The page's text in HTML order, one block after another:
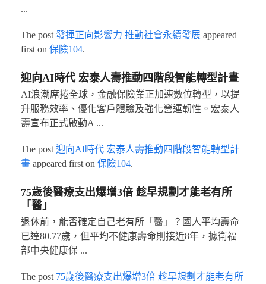
...
The post 發揮正向影響力 推動社會永續發展appeared
first on 保險104.
迎向AI時代 宏泰人壽推動四階段智能轉型計畫
AI浪潮席捲全球，金融保險業正加速數位轉型，以提
升服務效率、優化客戶體驗及強化營運韌性。宏泰人
壽宣布正式啟動A ...
The post 迎向AI時代 宏泰人壽推動四階段智能轉型計
畫appeared first on 保險104.
75歲後醫療支出爆增3倍 趁早規劃才能老有所
「醫」
退休前，能否確定自己老有所「醫」？國人平均壽命
已達80.77歲，但平均不健康壽命則接近8年，據衛福
部中央健康保 ...
The post 75歲後醫療支出爆增3倍 趁早規劃才能老有所